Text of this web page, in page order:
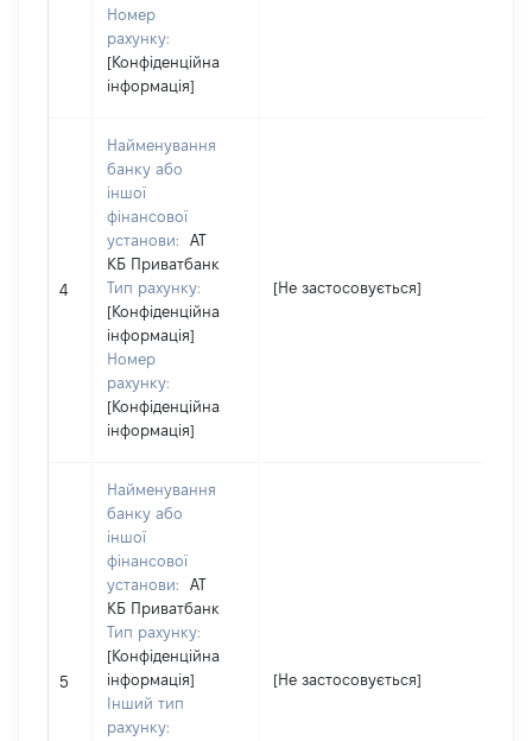
Номер
рахунку:
[Конфіденційна
інформація]
4
Найменування
банку або
іншої
фінансової
установи:
АТ
КБ Приватбанк
Тип рахунку:
[Конфіденційна
інформація]
Номер
рахунку:
[Конфіденційна
інформація]
[Не застосовується]
5
Найменування
банку або
іншої
фінансової
установи:
АТ
КБ Приватбанк
Тип рахунку:
[Конфіденційна
інформація]
Інший тип
рахунку:
[Не застосовується]